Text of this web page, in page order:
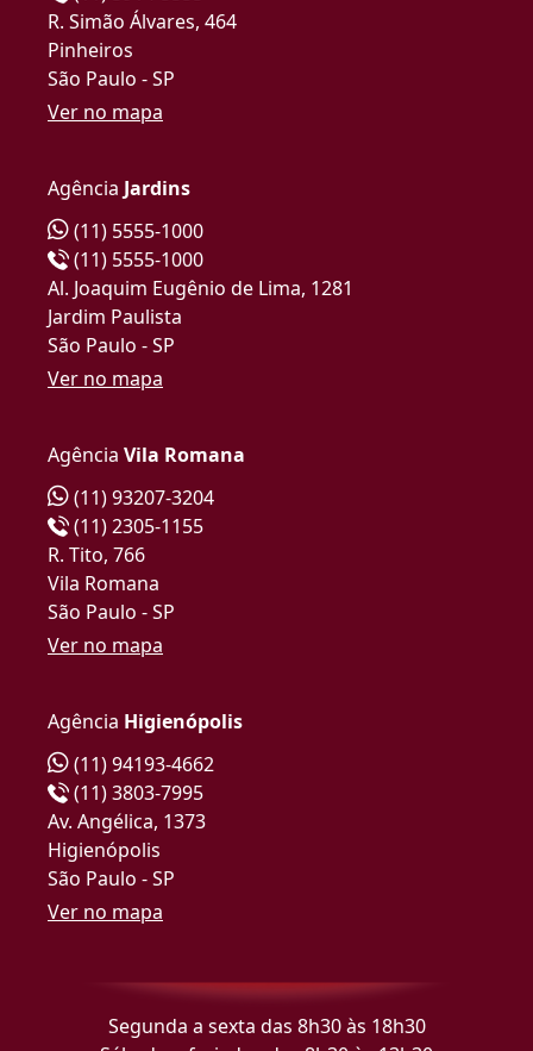
R. Simão Álvares, 464
Pinheiros
São Paulo - SP
Ver no mapa
Agência Jardins
(11) 5555-1000
(11) 5555-1000
Al. Joaquim Eugênio de Lima, 1281
Jardim Paulista
São Paulo - SP
Ver no mapa
Agência Vila Romana
(11) 93207-3204
(11) 2305-1155
R. Tito, 766
Vila Romana
São Paulo - SP
Ver no mapa
Agência Higienópolis
(11) 94193-4662
(11) 3803-7995
Av. Angélica, 1373
Higienópolis
São Paulo - SP
Ver no mapa
Segunda a sexta das 8h30 às 18h30